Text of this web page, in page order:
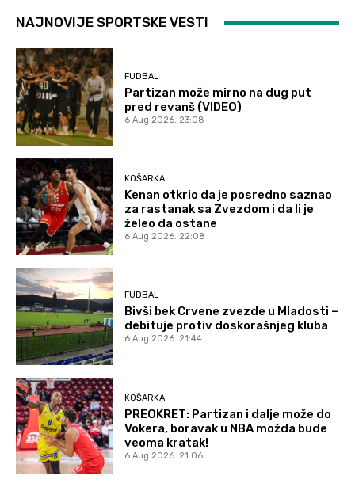
NAJNOVIJE SPORTSKE VESTI
FUDBAL
Partizan može mirno na dug put
pred revanš (VIDEO)
6 Aug 2026. 23:08
KOŠARKA
Kenan otkrio da je posredno saznao
za rastanak sa Zvezdom i da li je
želeo da ostane
6 Aug 2026. 22:08
FUDBAL
Bivši bek Crvene zvezde u Mladosti –
debituje protiv doskorašnjeg kluba
6 Aug 2026. 21:44
KOŠARKA
PREOKRET: Partizan i dalje može do
Vokera, boravak u NBA možda bude
veoma kratak!
6 Aug 2026. 21:06